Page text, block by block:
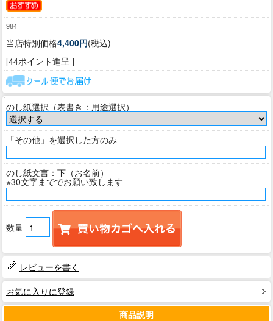
984
当店特別価格4,400円(税込)
[44ポイント進呈 ]
のし紙選択（表書き：用途選択）
「その他」を選択した方のみ
のし紙文言：下（お名前）
※30文字まででお願い致します
数量
レビューを書く
お気に入りに登録
商品説明